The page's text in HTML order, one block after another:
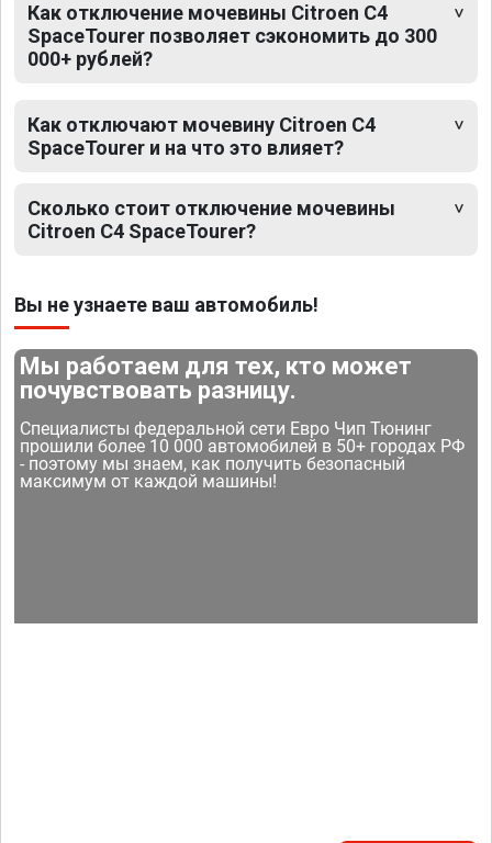
Как отключение мочевины Citroen C4
SpaceTourer позволяет сэкономить до 300
000+ рублей?
Как отключают мочевину Citroen C4
SpaceTourer и на что это влияет?
Сколько стоит отключение мочевины
Citroen C4 SpaceTourer?
Вы не узнаете ваш автомобиль!
Мы работаем для тех, кто может
почувствовать разницу.
Специалисты федеральной сети Евро Чип Тюнинг
прошили более 10 000 автомобилей в 50+ городах РФ
- поэтому мы знаем, как получить безопасный
максимум от каждой машины!